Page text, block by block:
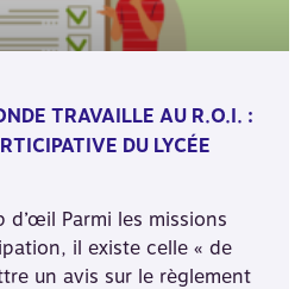
TRAVAILLE AU R.O.I. :
DU LYCÉE
d’œil Parmi les missions
il existe celle « de
un avis sur le règlement